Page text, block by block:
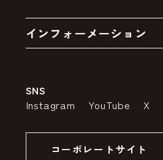
卸販売・大量注文
アウトレットセール
お支払いについて
インフォーメーション
特定商取引法の表示
SSLサーバー証明書とは
SNS
Instagram YouTube X
コーポレートサイト